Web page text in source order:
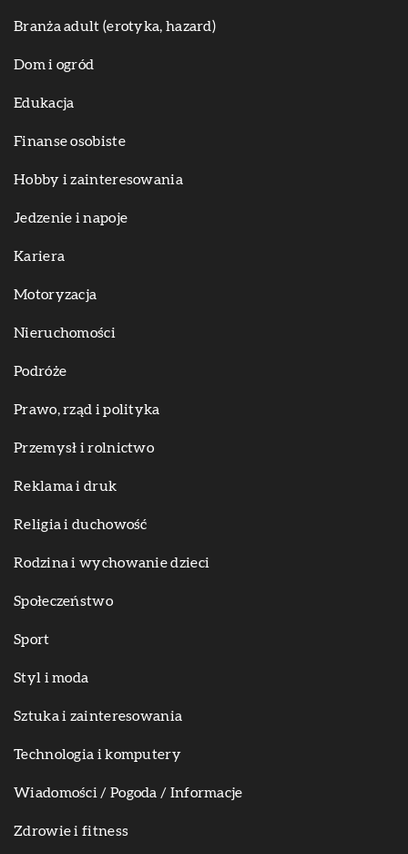
Branża adult (erotyka, hazard)
Dom i ogród
Edukacja
Finanse osobiste
Hobby i zainteresowania
Jedzenie i napoje
Kariera
Motoryzacja
Nieruchomości
Podróże
Prawo, rząd i polityka
Przemysł i rolnictwo
Reklama i druk
Religia i duchowość
Rodzina i wychowanie dzieci
Społeczeństwo
Sport
Styl i moda
Sztuka i zainteresowania
Technologia i komputery
Wiadomości / Pogoda / Informacje
Zdrowie i fitness